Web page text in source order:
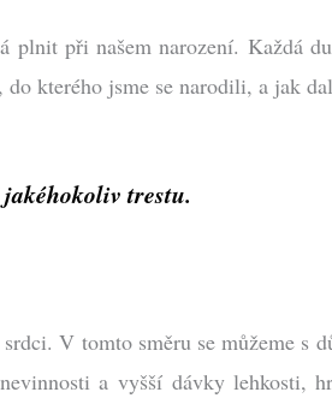
při našem narození. Každá
kterého jsme se narodili, a jak
trestu.
V tomto směru se můžeme
a vyšší dávky lehkosti,